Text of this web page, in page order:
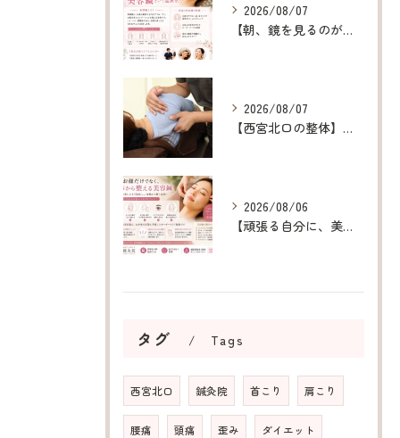
2026/08/07
【朝、鏡を見るのが楽しみになる美容鍼】
2026/08/07
【西宮北口の整体】呼吸が浅い原因を整え、深呼吸できる身体へ
2026/08/06
【頑張る自分に、美容鍼というご褒美を】
タグ Tags
西宮北口 鍼灸院 首こり 肩こり
腰痛 頭痛 歪み ダイエット